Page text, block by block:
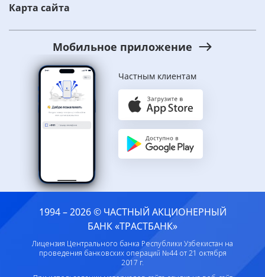
Карта сайта
Мобильное приложение
Частным клиентам
1994 – 2026 © ЧАСТНЫЙ АКЦИОНЕРНЫЙ
БАНК «ТРАСТБАНК»
Лицензия Центрального банка Республики Узбекистан на
проведения банковских операций №44 от 21 октября
2017 г.